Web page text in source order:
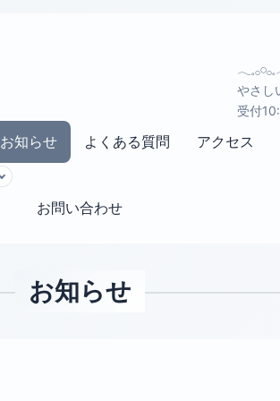
やさ
受付
お知らせ よくある質問 アクセス
お問い合わせ
お知らせ